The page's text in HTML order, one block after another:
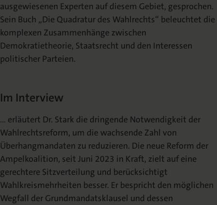
ausgewiesenen Experten auf diesem Gebiet, gesprochen.
Sein Buch „Die Quadratur des Wahlrechts“ beleuchtet die
komplexen Zusammenhänge zwischen
Demokratietheorie, Staatsrecht und den Interessen
politischer Parteien.
Im Interview
… erläutert Dr. Stark die dringende Notwendigkeit der
Wahlrechtsreform, um die wachsende Zahl von
Überhangmandaten zu reduzieren. Die neue Reform der
Ampelkoalition, seit Juni 2023 in Kraft, zielt auf eine
gerechtere Sitzverteilung und berücksichtigt
Wahlkreismehrheiten besser. Er bespricht den möglichen
Wegfall der Grundmandatsklausel und dessen